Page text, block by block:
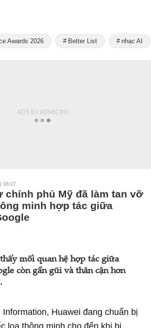
Awards 2026 Better List nhạc AI
08:07
chính phủ Mỹ đã làm tan vỡ
minh hợp tác giữa
mối quan hệ hợp tác giữa
còn gần gũi và thân cận hơn
Huawei đang chuẩn bị
loa thông minh cho đến khi bị